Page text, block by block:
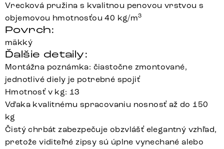
Vrecková pružina s kvalitnou penovou vrstvou s
objemovou hmotnosťou 40 kg/m3
Povrch:
mäkký
Ďalšie detaily:
Montážna poznámka: čiastočne zmontované,
jednotlivé diely je potrebné spojiť
Hmotnosť v kg: 13
Vďaka kvalitnému spracovaniu nosnosť až do 150
kg
Čistý chrbát zabezpečuje obzvlášť elegantný vzhľad,
pretože viditeľné zipsy sú úplne vynechané alebo